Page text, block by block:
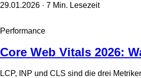
29.01.2026 · 7 Min. Lesezeit
Performance
Core Web Vitals 2026:
LCP, INP und CLS sind die drei